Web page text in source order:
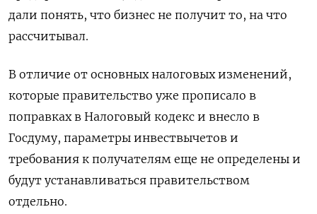
дали понять, что бизнес не получит то, на что
рассчитывал.
В отличие от основных налоговых изменений,
которые правительство уже прописало в
поправках в Налоговый кодекс и внесло в
Госдуму, параметры инвествычетов и
требования к получателям еще не определены и
будут устанавливаться правительством
отдельно.